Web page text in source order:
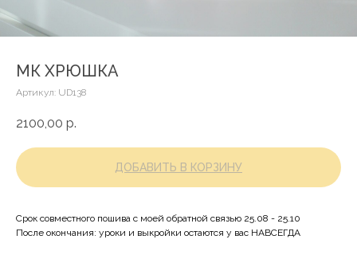
МК ХРЮШКА
Артикул: UD138
2100,00 р.
ДОБАВИТЬ В КОРЗИНУ
Срок совместного пошива с моей обратной связью 25.08 - 25.10
После окончания: уроки и выкройки остаются у вас НАВСЕГДА